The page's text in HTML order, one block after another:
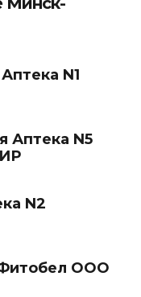
N1
Аптека N5
N2
ООО